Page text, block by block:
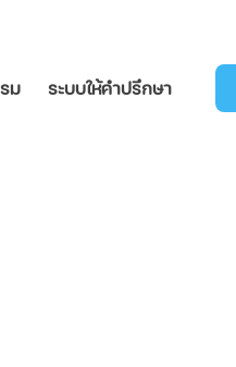
ม ระบบให้คำปรึกษา